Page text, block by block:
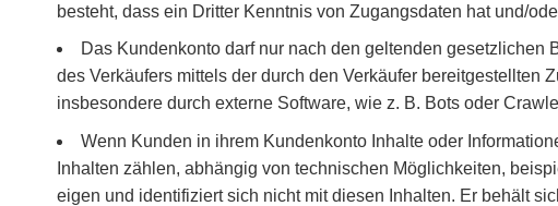
besteht, dass ein Dritter Kenntnis von Zugangsdaten hat und/
Das Kundenkonto darf nur nach den geltenden gesetzlichen
des Verkäufers mittels der durch den Verkäufer bereitgestellten
insbesondere durch externe Software, wie z. B. Bots oder
Wenn Kunden in ihrem Kundenkonto Inhalte oder
Inhalten zählen, abhängig von technischen Möglichkeiten,
eigen und identifiziert sich nicht mit diesen Inhalten. Er behält